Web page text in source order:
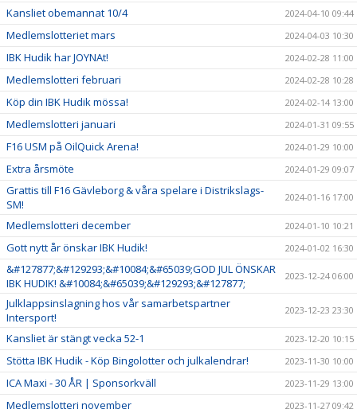
Kansliet obemannat 10/4 2024-04-10 09:44
Medlemslotteriet mars 2024-04-03 10:30
IBK Hudik har JOYNAt! 2024-02-28 11:00
Medlemslotteri februari 2024-02-28 10:28
Köp din IBK Hudik mössa! 2024-02-14 13:00
Medlemslotteri januari 2024-01-31 09:55
F16 USM på OilQuick Arena! 2024-01-29 10:00
Extra årsmöte 2024-01-29 09:07
Grattis till F16 Gävleborg & våra spelare i Distrikslags-
SM!
2024-01-16 17:00
Medlemslotteri december 2024-01-10 10:21
Gott nytt år önskar IBK Hudik! 2024-01-02 16:30
&#127877;&#129293;&#10084;&#65039;GOD JUL ÖNSKAR
IBK HUDIK! &#10084;&#65039;&#129293;&#127877;
2023-12-24 06:00
Julklappsinslagning hos vår samarbetspartner
Intersport!
2023-12-23 23:30
Kansliet är stängt vecka 52-1 2023-12-20 10:15
Stötta IBK Hudik - Köp Bingolotter och julkalendrar! 2023-11-30 10:00
ICA Maxi - 30 ÅR | Sponsorkväll 2023-11-29 13:00
Medlemslotteri november 2023-11-27 09:42